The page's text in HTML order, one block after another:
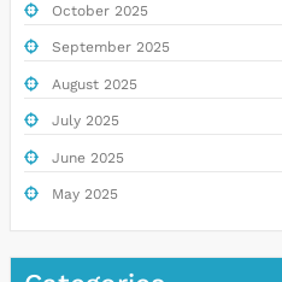
October 2025
September 2025
August 2025
July 2025
June 2025
May 2025